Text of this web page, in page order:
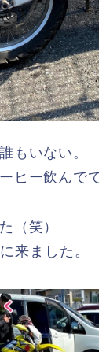
もいない。
ヒー飲んで
（笑）
来ました。